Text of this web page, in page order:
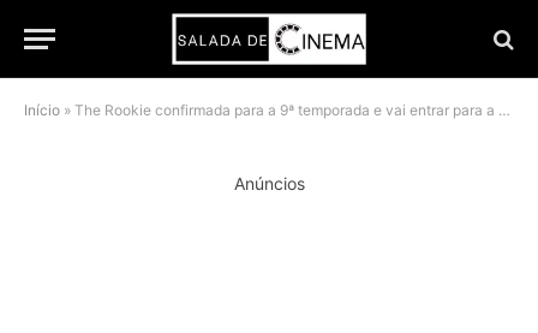
Início » The Rookie confirmada para a 9ª temporada e vai entrar para a história da ABC
Anúncios